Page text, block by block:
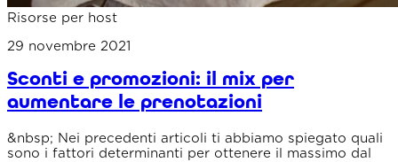
Risorse per host
29 novembre 2021
Sconti e promozioni: il mix per
aumentare le prenotazioni
&nbsp; Nei precedenti articoli ti abbiamo spiegato quali
sono i fattori determinanti per ottenere il massimo dal